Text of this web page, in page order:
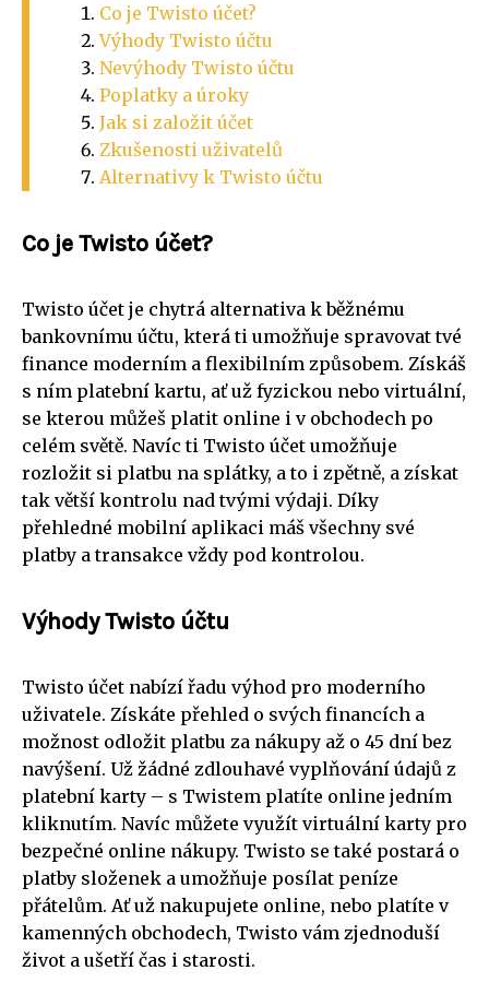
Co je Twisto účet?
Výhody Twisto účtu
Nevýhody Twisto účtu
Poplatky a úroky
Jak si založit účet
Zkušenosti uživatelů
Alternativy k Twisto účtu
Co je Twisto účet?
Twisto účet je chytrá alternativa k běžnému
bankovnímu účtu, která ti umožňuje spravovat tvé
finance moderním a flexibilním způsobem. Získáš
s ním platební kartu, ať už fyzickou nebo virtuální,
se kterou můžeš platit online i v obchodech po
celém světě. Navíc ti Twisto účet umožňuje
rozložit si platbu na splátky, a to i zpětně, a získat
tak větší kontrolu nad tvými výdaji. Díky
přehledné mobilní aplikaci máš všechny své
platby a transakce vždy pod kontrolou.
Výhody Twisto účtu
Twisto účet nabízí řadu výhod pro moderního
uživatele. Získáte přehled o svých financích a
možnost odložit platbu za nákupy až o 45 dní bez
navýšení. Už žádné zdlouhavé vyplňování údajů z
platební karty – s Twistem platíte online jedním
kliknutím. Navíc můžete využít virtuální karty pro
bezpečné online nákupy. Twisto se také postará o
platby složenek a umožňuje posílat peníze
přátelům. Ať už nakupujete online, nebo platíte v
kamenných obchodech, Twisto vám zjednoduší
život a ušetří čas i starosti.